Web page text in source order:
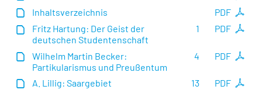
PDF
Inhaltsverzeichnis
PDF
1
Fritz Hartung: Der Geist der
deutschen Studentenschaft
PDF
4
Wilhelm Martin Becker:
Partikularismus und Preußentum
PDF
13
A. Lillig: Saargebiet